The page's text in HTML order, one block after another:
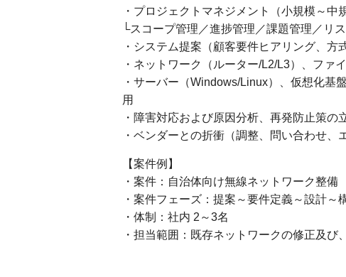
・プロジェクトマネジメント（小規模～中
└スコープ管理／進捗管理／課題管理／リ
・システム提案（顧客要件ヒアリング、方
・ネットワーク（ルーター/L2/L3）、ファ
・サーバー（Windows/Linux）、仮想化基
用
・障害対応および原因分析、再発防止策の
・ベンダーとの折衝（調整、問い合わせ、
【案件例】
・案件：自治体向け無線ネットワーク整備
・案件フェーズ：提案～要件定義～設計～
・体制：社内 2～3名
・担当範囲：既存ネットワークの修正及び